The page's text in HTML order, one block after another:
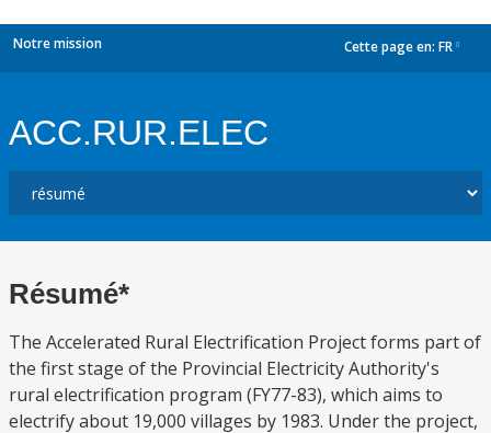
Notre mission Cette page en: FR
ACC.RUR.ELEC
Résumé*
The Accelerated Rural Electrification Project forms part of
the first stage of the Provincial Electricity Authority's
rural electrification program (FY77-83), which aims to
electrify about 19,000 villages by 1983. Under the project,